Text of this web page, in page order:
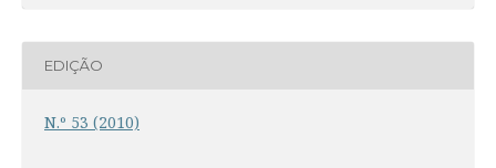
EDIÇÃO
N.º 53 (2010)